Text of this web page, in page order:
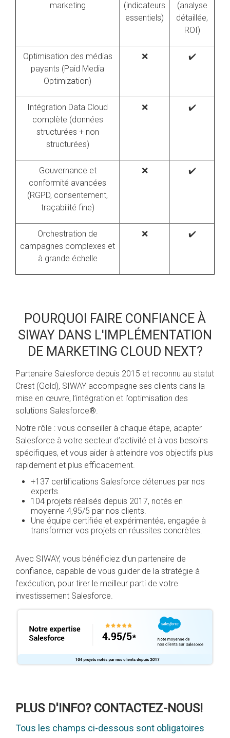
marketing
(indicateurs
essentiels)
(analyse
détaillée,
ROI)
Optimisation des médias
payants (Paid Media
Optimization)
❌ ✔️
Intégration Data Cloud
complète (données
structurées + non
structurées)
❌ ✔️
Gouvernance et
conformité avancées
(RGPD, consentement,
traçabilité fine)
❌ ✔️
Orchestration de
campagnes complexes et
à grande échelle
❌ ✔️
POURQUOI FAIRE CONFIANCE À
SIWAY DANS L'IMPLÉMENTATION
DE MARKETING CLOUD NEXT?
Partenaire Salesforce depuis 2015 et reconnu au statut
Crest (Gold), SIWAY accompagne ses clients dans la
mise en œuvre, l’intégration et l’optimisation des
solutions Salesforce®.
Notre rôle : vous conseiller à chaque étape, adapter
Salesforce à votre secteur d’activité et à vos besoins
spécifiques, et vous aider à atteindre vos objectifs plus
rapidement et plus efficacement.
+137 certifications Salesforce détenues par nos
experts.
104 projets réalisés depuis 2017, notés en
moyenne 4,95/5 par nos clients.
Une équipe certifiée et expérimentée, engagée à
transformer vos projets en réussites concrètes.
Avec SIWAY, vous bénéficiez d’un partenaire de
confiance, capable de vous guider de la stratégie à
l’exécution, pour tirer le meilleur parti de votre
investissement Salesforce.
PLUS D'INFO? CONTACTEZ-NOUS!
Tous les champs ci-dessous sont obligatoires